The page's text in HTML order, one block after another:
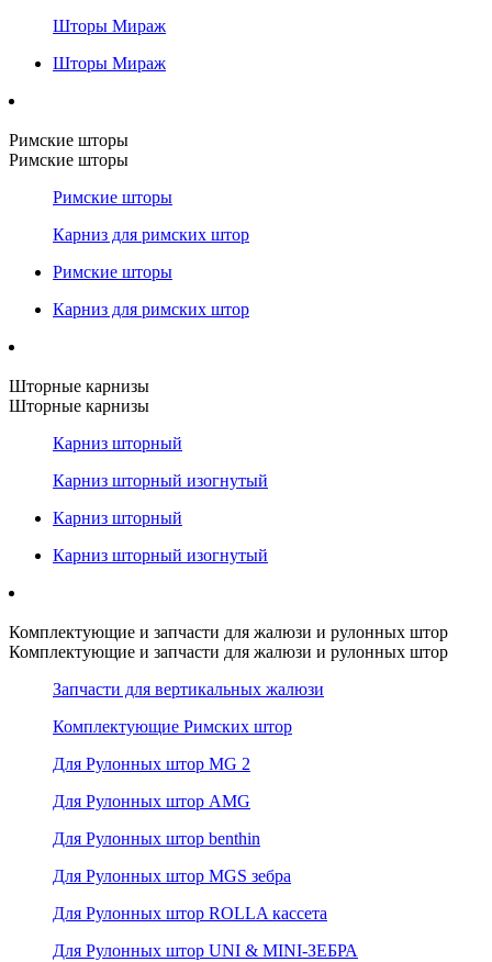
Шторы Мираж
Шторы Мираж
Римские шторы
Римские шторы
Римские шторы
Карниз для римских штор
Римские шторы
Карниз для римских штор
Шторные карнизы
Шторные карнизы
Карниз шторный
Карниз шторный изогнутый
Карниз шторный
Карниз шторный изогнутый
Комплектующие и запчасти для жалюзи и рулонных штор
Комплектующие и запчасти для жалюзи и рулонных штор
Запчасти для вертикальных жалюзи
Комплектующие Римских штор
Для Рулонных штор MG 2
Для Рулонных штор AMG
Для Рулонных штор benthin
Для Рулонных штор MGS зебра
Для Рулонных штор ROLLA кассета
Для Рулонных штор UNI & MINI-ЗЕБРА